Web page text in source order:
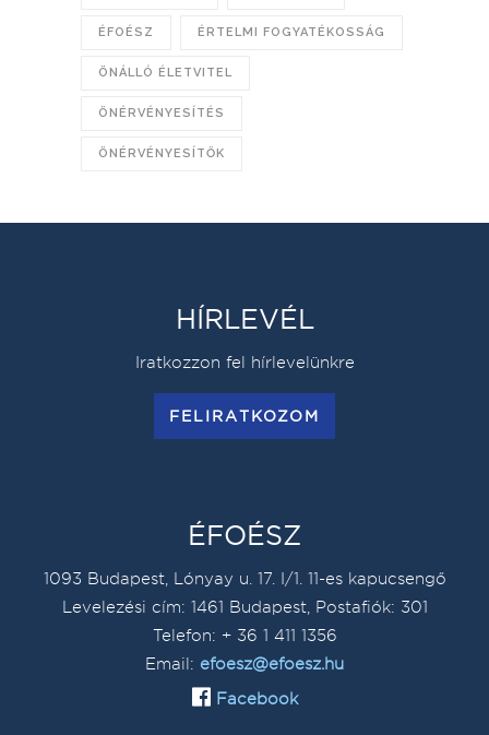
ÉFOÉSZ ÉRTELMI FOGYATÉKOSSÁG
ÖNÁLLÓ ÉLETVITEL
ÖNÉRVÉNYESÍTÉS
ÖNÉRVÉNYESÍTŐK
HÍRLEVÉL
Iratkozzon fel hírlevelünkre
FELIRATKOZOM
ÉFOÉSZ
1093 Budapest, Lónyay u. 17. I/1. 11-es kapucsengő
Levelezési cím: 1461 Budapest, Postafiók: 301
Telefon: + 36 1 411 1356
Email: efoesz@efoesz.hu
Facebook